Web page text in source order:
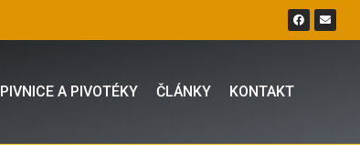
PIVNICE A PIVOTÉKY ČLÁNKY KONTAKT